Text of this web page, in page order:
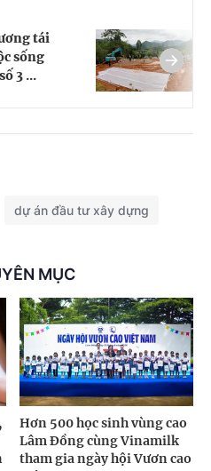
tái
sống
3 ...
dự án đầu tư xây dựng
MỤC
Hơn 500 học sinh vùng cao
Lâm Đồng cùng Vinamilk
tham gia ngày hội Vươn cao